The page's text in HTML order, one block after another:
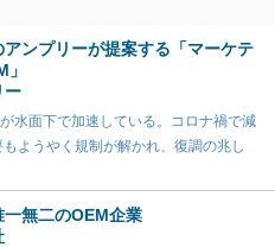
ンプリーが提案する「マーケテ
ー
水面下で加速している。コロナ禍で減
ようやく規制が解かれ、復調の兆し
無二のOEM企業